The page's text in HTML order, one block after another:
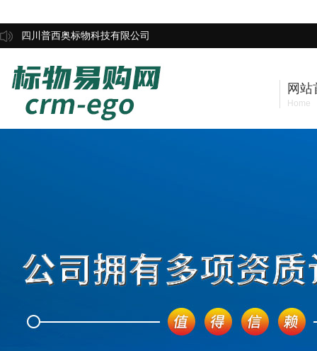
四川普西奥标物科技有限公司
网站
Home